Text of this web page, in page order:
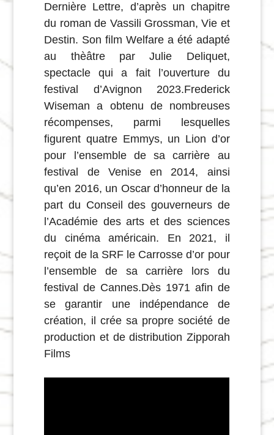
Dernière Lettre, d’après un chapitre
du roman de Vassili Grossman, Vie et
Destin. Son film Welfare a été adapté
au thèâtre par Julie Deliquet,
spectacle qui a fait l’ouverture du
festival d’Avignon 2023.Frederick
Wiseman a obtenu de nombreuses
récompenses, parmi lesquelles
figurent quatre Emmys, un Lion d’or
pour l’ensemble de sa carrière au
festival de Venise en 2014, ainsi
qu’en 2016, un Oscar d’honneur de la
part du Conseil des gouverneurs de
l’Académie des arts et des sciences
du cinéma américain. En 2021, il
reçoit de la SRF le Carrosse d’or pour
l’ensemble de sa carrière lors du
festival de Cannes.Dès 1971 afin de
se garantir une indépendance de
création, il crée sa propre société de
production et de distribution Zipporah
Films